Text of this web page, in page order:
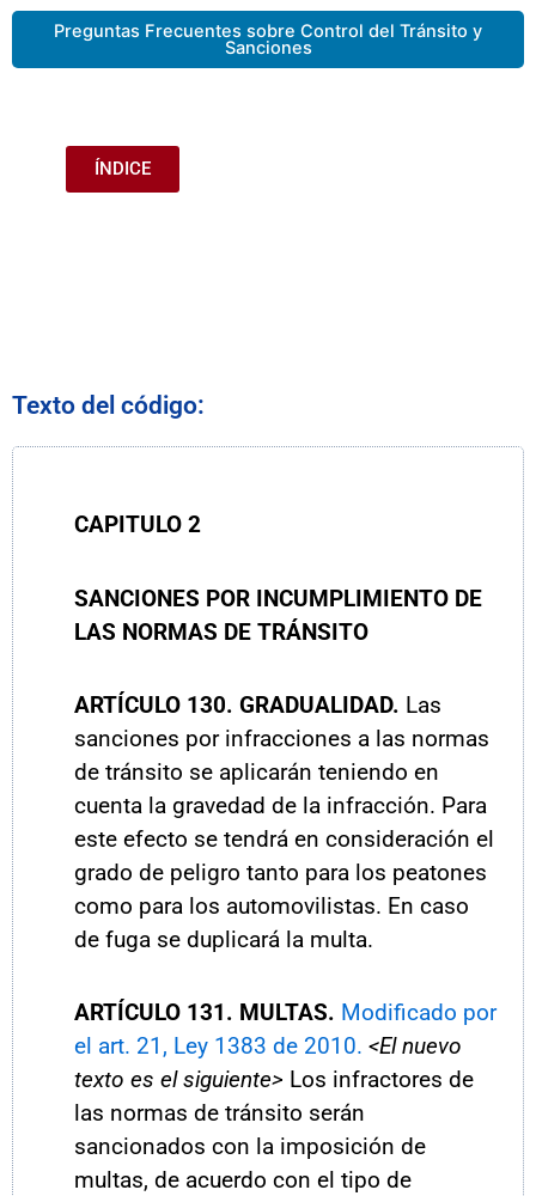
Preguntas Frecuentes sobre Control del Tránsito y
Sanciones
ÍNDICE
Texto del código:
CAPITULO 2
SANCIONES POR INCUMPLIMIENTO DE
LAS NORMAS DE TRÁNSITO
ARTÍCULO 130. GRADUALIDAD. Las
sanciones por infracciones a las normas
de tránsito se aplicarán teniendo en
cuenta la gravedad de la infracción. Para
este efecto se tendrá en consideración el
grado de peligro tanto para los peatones
como para los automovilistas. En caso
de fuga se duplicará la multa.
ARTÍCULO 131. MULTAS. Modificado por
el art. 21, Ley 1383 de 2010. <El nuevo
texto es el siguiente> Los infractores de
las normas de tránsito serán
sancionados con la imposición de
multas, de acuerdo con el tipo de